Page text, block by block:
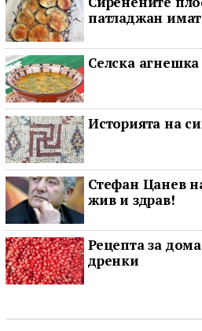
патладжан
Селска
Историята на
Стефан Цанев
жив и здрав!
Рецепта за
дренки